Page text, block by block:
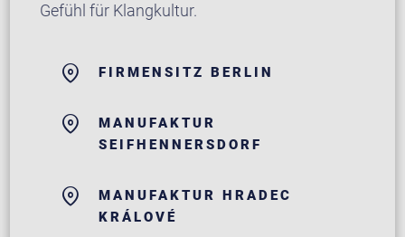
Gefühl für Klangkultur.
FIRMENSITZ BERLIN
MANUFAKTUR
SEIFHENNERSDORF
MANUFAKTUR HRADEC
KRÁLOVÉ